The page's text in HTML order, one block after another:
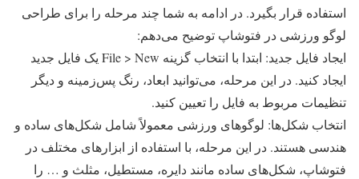
استفاده قرار بگیرد. در ادامه به شما چند مرحله را برای طراحی
لوگو ورزشی در فتوشاپ توضیح می‌دهم:
ایجاد فایل جدید: ابتدا با انتخاب گزینه File > New یک فایل جدید
ایجاد کنید. در این مرحله، می‌توانید ابعاد، رنگ پس‌زمینه و دیگر
تنظیمات مربوط به فایل را تعیین کنید.
انتخاب شکل‌ها: لوگوهای ورزشی معمولاً شامل شکل‌های ساده و
هندسی هستند. در این مرحله، با استفاده از ابزارهای مختلف در
فتوشاپ، شکل‌های ساده مانند دایره، مستطیل، مثلث و … را